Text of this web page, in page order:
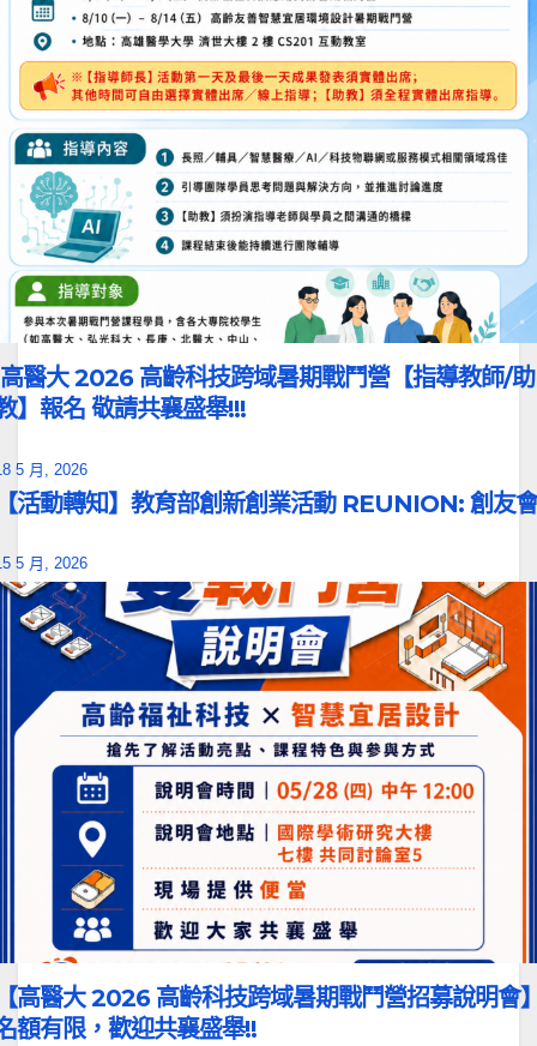
醫大 2026 高齡科技跨域暑期戰鬥營【指導教師/助
】報名 敬請共襄盛舉!!!
5 月, 2026
活動轉知】教育部創新創業活動 REUNION: 創友會
5 月, 2026
高醫大 2026 高齡科技跨域暑期戰鬥營招募說明會
額有限，歡迎共襄盛舉!!